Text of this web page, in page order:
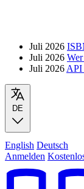
Juli 2026
Juli 2026
Juli 2026 API
DE
English Deutsch
Anmelden